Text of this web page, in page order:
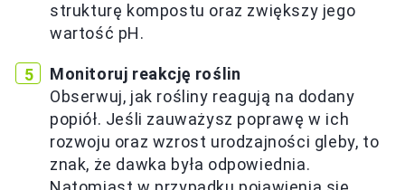
strukturę kompostu oraz zwiększy jego
wartość pH.
Monitoruj reakcję roślin
Obserwuj, jak rośliny reagują na dodany
popiół. Jeśli zauważysz poprawę w ich
rozwoju oraz wzrost urodzajności gleby, to
znak, że dawka była odpowiednia.